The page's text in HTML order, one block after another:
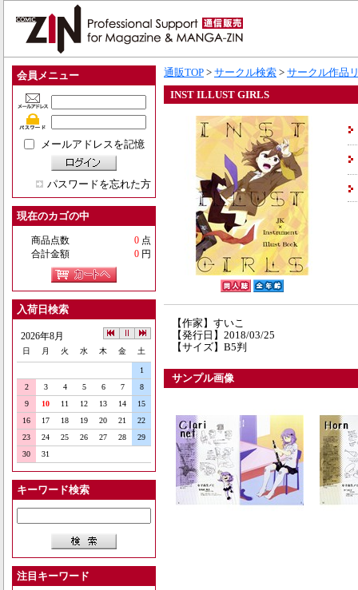
会員メニュー
メールアドレスを記憶
パスワードを忘れた方
現在のカゴの中
商品点数 0 点
合計金額
0 円
入荷日検索
2026年8月
日 月 火 水 木 金 土
1
2
3 4 5 6 7
8
9
10 11 12 13 14
15
16
17 18 19 20 21
22
23
24 25 26 27 28
29
30
31
キーワード検索
注目キーワード
通販TOP > サークル検索 > サークル作品
INST ILLUST GIRLS
【作家】すいこ
【発行日】2018/03/25
【サイズ】B5判
サンプル画像